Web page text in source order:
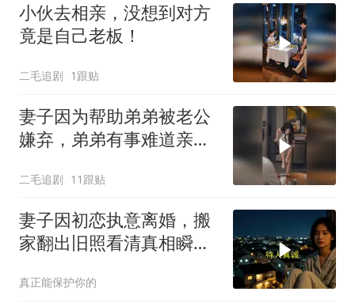
小伙去相亲，没想到对方
竟是自己老板！
二毛追剧 1跟贴
妻子因为帮助弟弟被老公
嫌弃，弟弟有事难道亲姐
二毛追剧 11跟贴
妻子因初恋执意离婚，搬
家翻出旧照看清真相瞬间
真正能保护你的